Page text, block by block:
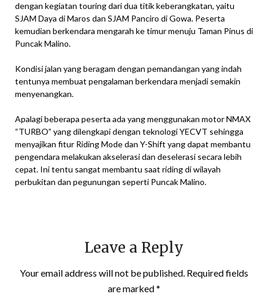
dengan kegiatan touring dari dua titik keberangkatan, yaitu
SJAM Daya di Maros dan SJAM Panciro di Gowa. Peserta
kemudian berkendara mengarah ke timur menuju Taman Pinus di
Puncak Malino.
Kondisi jalan yang beragam dengan pemandangan yang indah
tentunya membuat pengalaman berkendara menjadi semakin
menyenangkan.
Apalagi beberapa peserta ada yang menggunakan motor NMAX
“TURBO” yang dilengkapi dengan teknologi YECVT sehingga
menyajikan fitur Riding Mode dan Y-Shift yang dapat membantu
pengendara melakukan akselerasi dan deselerasi secara lebih
cepat. Ini tentu sangat membantu saat riding di wilayah
perbukitan dan pegunungan seperti Puncak Malino.
Leave a Reply
Your email address will not be published. Required fields
are marked*